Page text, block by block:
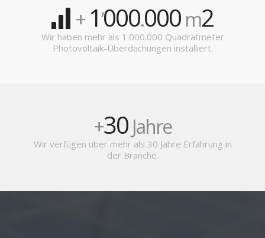
+ 1’000.000 m2
Wir haben mehr als 1.000.000 Quadratmeter
Photovoltaik-Überdachungen installiert.
+30 Jahre
Wir verfügen über mehr als 30 Jahre Erfahrung in
der Branche.